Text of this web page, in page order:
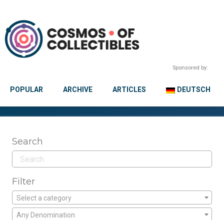
Sponsored by:
POPULAR ARCHIVE ARTICLES DEUTSCH
Search
Filter
Select a category
Any Denomination